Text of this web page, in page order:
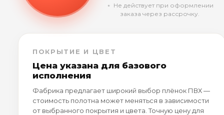
﹡ Не действует при оформлении
заказа через рассрочку.
ПОКРЫТИЕ И ЦВЕТ
Цена указана для базового
исполнения
Фабрика предлагает широкий выбор плёнок ПВХ —
стоимость полотна может меняться в зависимости
от выбранного покрытия и цвета. Точную цену для